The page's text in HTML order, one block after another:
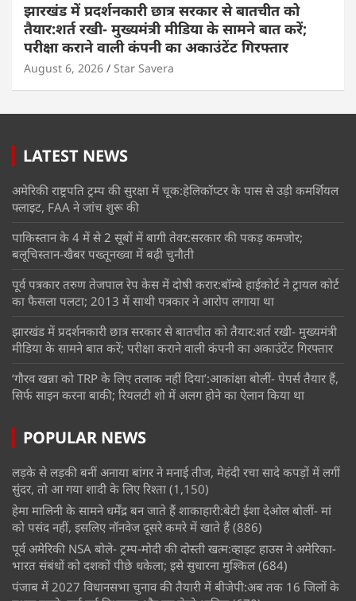
झारखंड में प्रदर्शनकारी छात्र सरकार से बातचीत को
तैयार:शर्त रखी- मुख्यमंत्री मीडिया के सामने बात करें;
परीक्षा कराने वाली कंपनी का अकाउंटेंट गिरफ्तार
August 6, 2026 Star Savera
LATEST NEWS
अमेरिकी राष्ट्रपति ट्रम्प की सुरक्षा में चूक:हेलिकॉप्टर के पास से उड़ी कमर्शियल
फ्लाइट, FAA ने जांच शुरू की
पाकिस्तान के 4 में से 2 सूबों में बागी तेवर:सरकार की पकड़ कमजोर;
बलूचिस्तान-खैबर पख्तूनख्वा में बढ़ी चुनौती
पूर्व पत्रकार तरुण तेजपाल रेप केस में दोषी करार:बॉम्बे हाईकोर्ट ने ट्रायल कोर्ट
का फैसला पलटा; 2013 में साथी पत्रकार ने आरोप लगाया था
झारखंड में प्रदर्शनकारी छात्र सरकार से बातचीत को तैयार:शर्त रखी- मुख्यमंत्री
मीडिया के सामने बात करें; परीक्षा कराने वाली कंपनी का अकाउंटेंट गिरफ्तार
‘गौरव खन्ना को TRP के लिए तलाक नहीं दिया’:आकांक्षा बोलीं- पेपर्स तैयार हैं,
सिर्फ साइन करना बाकी; रियलटी शो में अलग होने का ऐलान किया था
POPULAR NEWS
लड़के से लड़की बनीं अनाया बांगर ने मनाई तीज, मेहंदी रचा सादे कपड़ों में लगीं
सुंदर, तो आ गया शादी के लिए रिश्ता (1,150)
हेमा मालिनी के सामने धर्मेंद्र बन जाते हैं शाकाहारी:बेटी ईशा देओल बोलीं- मां
को पसंद नहीं, इसलिए नॉनवेज दूसरे कमरे में खाते हैं (886)
पूर्व अमेरिकी NSA बोले- ट्रम्प-मोदी की दोस्ती खत्म:व्हाइट हाउस ने अमेरिका-
भारत संबंधों को दशकों पीछे धकेला; इसे सुधारना मुश्किल (684)
पंजाब में 2027 विधानसभा चुनाव की तैयारी में बीजेपी:अब तक 16 जिलों के